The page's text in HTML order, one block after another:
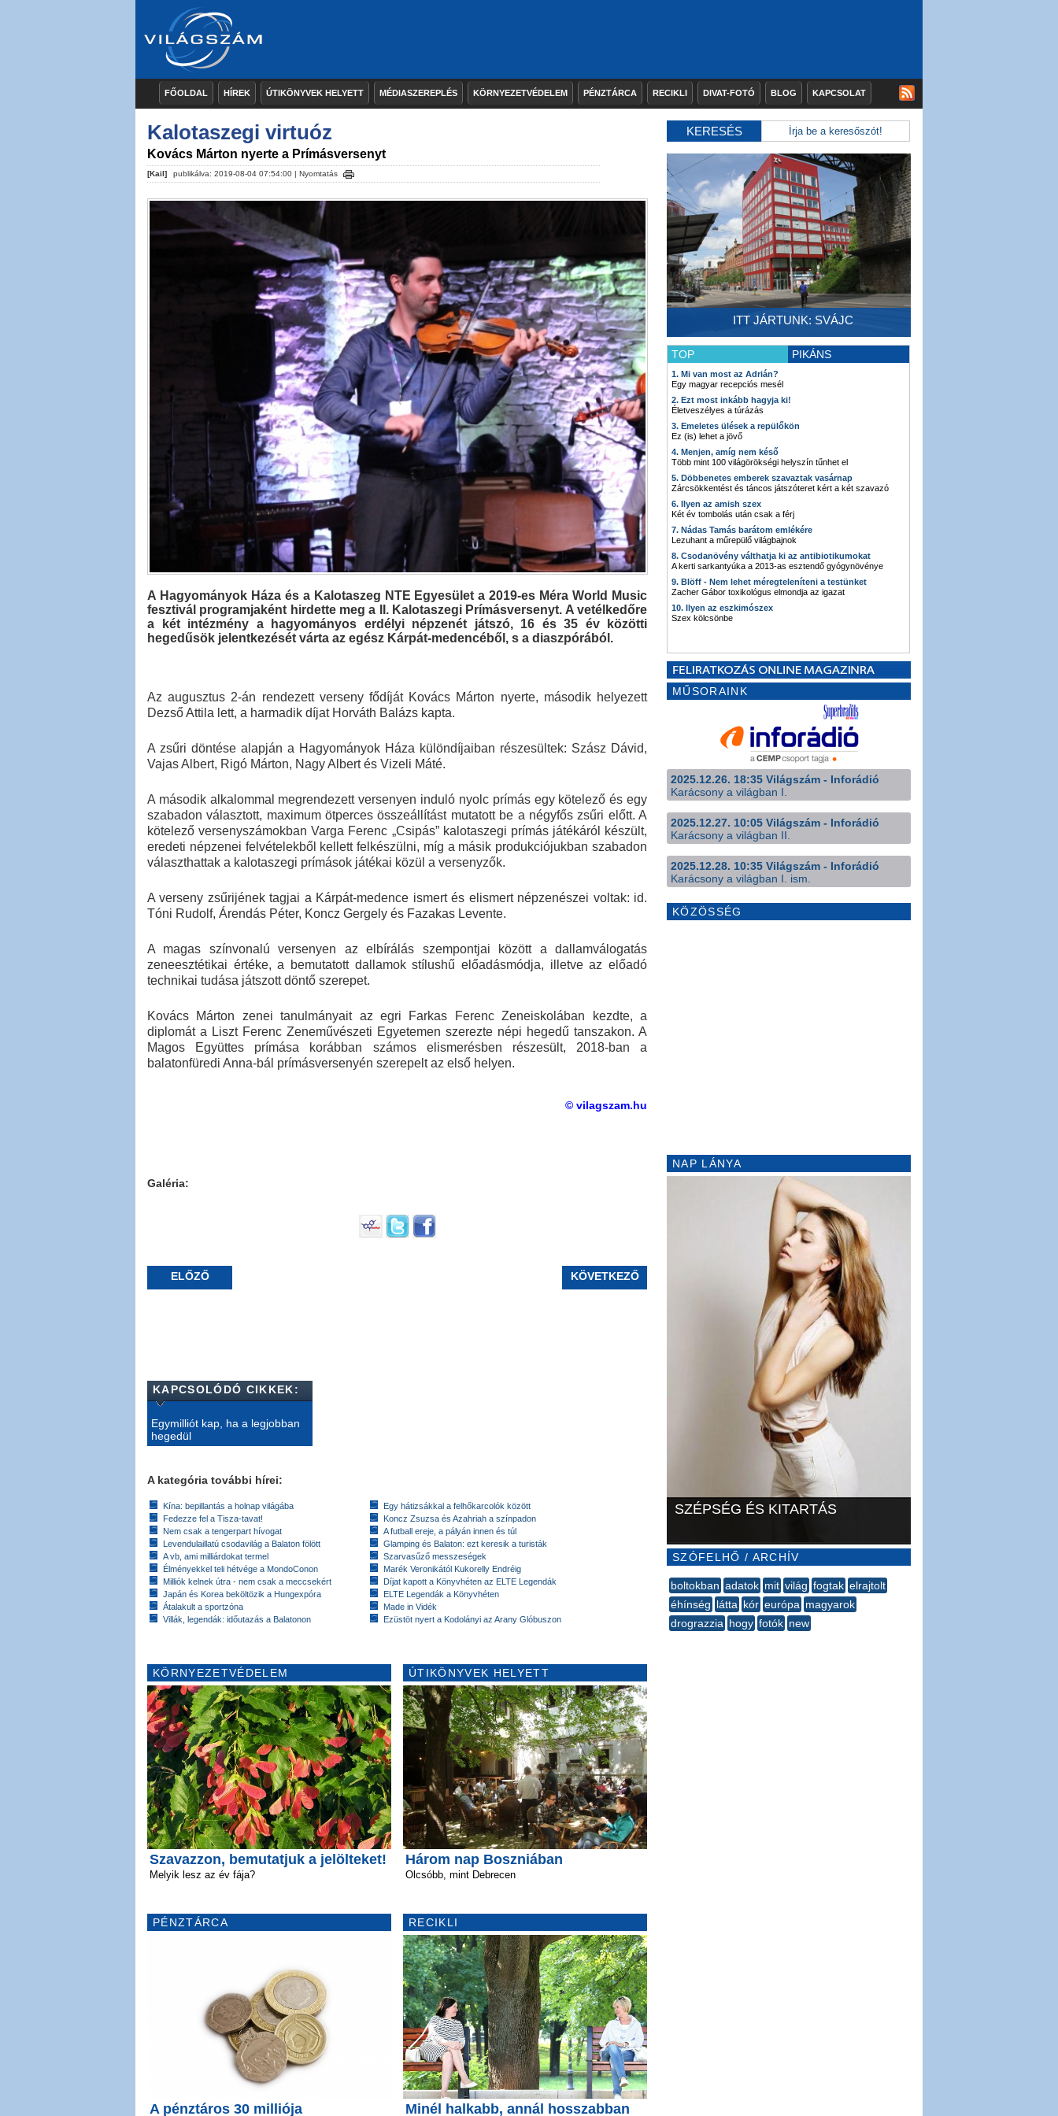
FŐOLDAL HÍREK ÚTIKÖNYVEK HELYETT MÉDIASZEREPLÉS KÖRNYEZETVÉDELEM PÉNZTÁRCA RECIKLI DIVAT-FOTÓ BLOG KAPCSOLAT
Kalotaszegi virtuóz
Kovács Márton nyerte a Prímásversenyt
[Kail] publikálva: 2019-08-04 07:54:00 | Nyomtatás
A Hagyományok Háza és a Kalotaszeg NTE Egyesület a 2019-es Méra World Music
fesztivál programjaként hirdette meg a II. Kalotaszegi Prímásversenyt. A vetélkedőre
a két intézmény a hagyományos erdélyi népzenét játszó, 16 és 35 év közötti
hegedűsök jelentkezését várta az egész Kárpát-medencéből, s a diaszpórából.
Az augusztus 2-án rendezett verseny fődíját Kovács Márton nyerte, második helyezett
Dezső Attila lett, a harmadik díjat Horváth Balázs kapta.
A zsűri döntése alapján a Hagyományok Háza különdíjaiban részesültek: Szász Dávid,
Vajas Albert, Rigó Márton, Nagy Albert és Vizeli Máté.
A második alkalommal megrendezett versenyen induló nyolc prímás egy kötelező és egy
szabadon választott, maximum ötperces összeállítást mutatott be a négyfős zsűri előtt. A
kötelező versenyszámokban Varga Ferenc „Csipás” kalotaszegi prímás játékáról készült,
eredeti népzenei felvételekből kellett felkészülni, míg a másik produkciójukban szabadon
választhattak a kalotaszegi prímások játékai közül a versenyzők.
A verseny zsűrijének tagjai a Kárpát-medence ismert és elismert népzenészei voltak: id.
Tóni Rudolf, Árendás Péter, Koncz Gergely és Fazakas Levente.
A magas színvonalú versenyen az elbírálás szempontjai között a dallamválogatás
zeneesztétikai értéke, a bemutatott dallamok stílushű előadásmódja, illetve az előadó
technikai tudása játszott döntő szerepet.
Kovács Márton zenei tanulmányait az egri Farkas Ferenc Zeneiskolában kezdte, a
diplomát a Liszt Ferenc Zeneművészeti Egyetemen szerezte népi hegedű tanszakon. A
Magos Együttes prímása korábban számos elismerésben részesült, 2018-ban a
balatonfüredi Anna-bál prímásversenyén szerepelt az első helyen.
© vilagszam.hu
Galéria:
ELŐZŐ KÖVETKEZŐ
KAPCSOLÓDÓ CIKKEK:
Egymilliót kap, ha a legjobban
hegedül
A kategória további hírei:
Kína: bepillantás a holnap világába
Fedezze fel a Tisza-tavat!
Nem csak a tengerpart hívogat
Levendulaillatú csodavilág a Balaton fölött
A vb, ami milliárdokat termel
Élményekkel teli hétvége a MondoConon
Milliók kelnek útra - nem csak a meccsekért
Japán és Korea beköltözik a Hungexpóra
Átalakult a sportzóna
Villák, legendák: időutazás a Balatonon
Egy hátizsákkal a felhőkarcolók között
Koncz Zsuzsa és Azahriah a színpadon
A futball ereje, a pályán innen és túl
Glamping és Balaton: ezt keresik a turisták
Szarvasűző messzeségek
Marék Veronikától Kukorelly Endréig
Díjat kapott a Könyvhéten az ELTE Legendák
ELTE Legendák a Könyvhéten
Made in Vidék
Ezüstöt nyert a Kodolányi az Arany Glóbuszon
KÖRNYEZETVÉDELEM
Szavazzon, bemutatjuk a jelölteket!
Melyik lesz az év fája?
PÉNZTÁRCA
A pénztáros 30 milliója
ÚTIKÖNYVEK HELYETT
Három nap Boszniában
Olcsóbb, mint Debrecen
RECIKLI
Minél halkabb, annál hosszabban
KERESÉS
ITT JÁRTUNK: SVÁJC
TOP PIKÁNS
1. Mi van most az Adrián?
Egy magyar recepciós mesél
2. Ezt most inkább hagyja ki!
Életveszélyes a túrázás
3. Emeletes ülések a repülőkön
Ez (is) lehet a jövő
4. Menjen, amíg nem késő
Több mint 100 világörökségi helyszín tűnhet el
5. Döbbenetes emberek szavaztak vasárnap
Zárcsökkentést és táncos játszóteret kért a két szavazó
6. Ilyen az amish szex
Két év tombolás után csak a férj
7. Nádas Tamás barátom emlékére
Lezuhant a műrepülő világbajnok
8. Csodanövény válthatja ki az antibiotikumokat
A kerti sarkantyúka a 2013-as esztendő gyógynövénye
9. Blöff - Nem lehet méregteleníteni a testünket
Zacher Gábor toxikológus elmondja az igazat
10. Ilyen az eszkimószex
Szex kölcsönbe
MŰSORAINK
2025.12.26. 18:35 Világszám - Inforádió
Karácsony a világban I.
2025.12.27. 10:05 Világszám - Inforádió
Karácsony a világban II.
2025.12.28. 10:35 Világszám - Inforádió
Karácsony a világban I. ism.
KÖZÖSSÉG
NAP LÁNYA
SZÉPSÉG ÉS KITARTÁS
SZÓFELHŐ / ARCHÍV
boltokban adatok mit világ fogtak elrajtolt
éhínség látta kór európa magyarok
drograzzia hogy fotók new